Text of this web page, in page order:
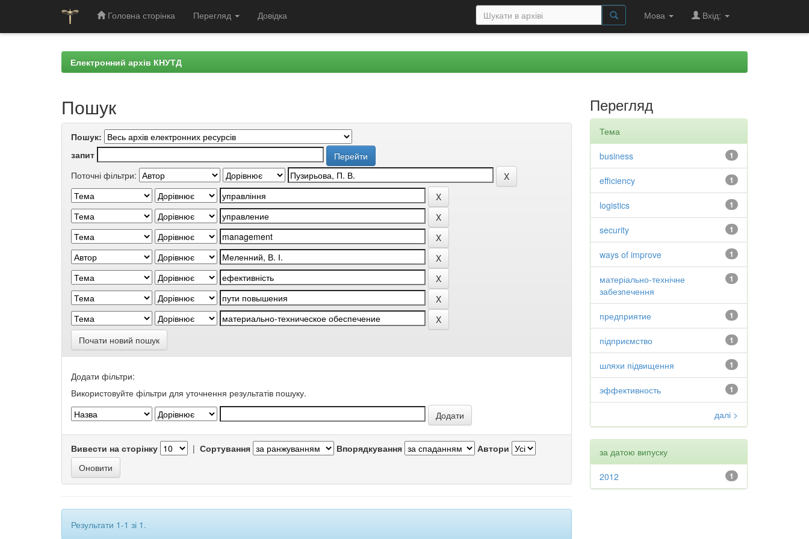
Головна сторінка Перегляд Довідка Мова Вхід:
Електронний архів КНУТД
Пошук
Пошук:
запит
Поточні фільтри:
Почати новий пошук
Додати фільтри:
Використовуйте фільтри для уточнення результатів пошуку.
Вивести на сторінку | Сортування Впорядкування Автори
Результати 1-1 зі 1.
Перегляд
Тема
1
business
1
efficiency
1
logistics
1
security
1
ways of improve
1
матеріально-технічне
забезпечення
1
предприятие
1
підприємство
1
шляхи підвищення
1
эффективность
далі >
за датою випуску
1
2012